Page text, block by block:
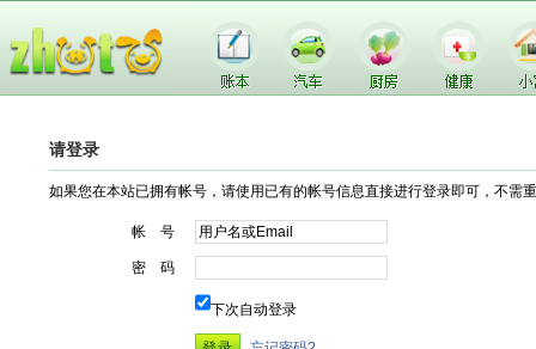
请登录
如果您在本站已拥有帐号，请使用已有的帐号信息直接进行登录即可，不需
帐 号
密 码
下次自动登录